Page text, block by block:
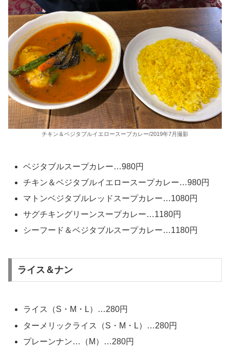
チキン＆ベジタブルイエロースープカレー/2019年7月撮影
ベジタブルスープカレー…980円
チキン＆ベジタブルイエロースープカレー…980円
マトンベジタブルレッドスープカレー…1080円
サグチキングリーンスープカレー…1180円
シーフード＆ベジタブルスープカレー…1180円
ライス＆ナン
ライス（S・M・L）…280円
ターメリックライス（S・M・L）…280円
プレーンナン…（M）…280円